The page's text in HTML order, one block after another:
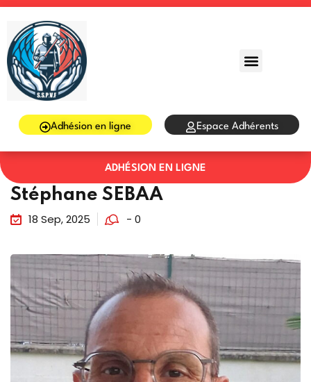
Adhésion en ligne Espace Adhérents
ADHÉSION EN LIGNE
Stéphane SEBAA
18 Sep, 2025 - 0
Don’t have an account?